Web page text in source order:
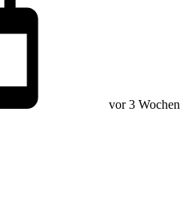
vor 3 Wochen